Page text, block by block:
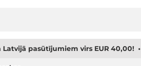
pasūtījumiem virs EUR 40,00! •